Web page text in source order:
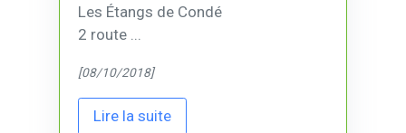
Les Étangs de Condé
2 route ...
[08/10/2018]
Lire la suite